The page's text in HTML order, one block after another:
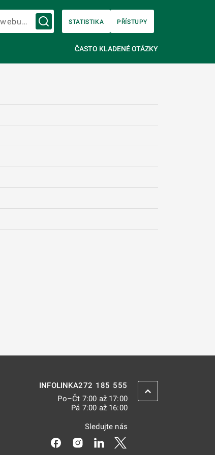
Vyhledávání na webu…
STATISTIKA PŘÍSTUPY
ČASTO KLADENÉ OTÁZKY
INFOLINKA272 185 555
Po–Čt 7:00 až 17:00
Pá 7:00 až 16:00
Sledujte nás
Odkaz se otevře na nové kartě
Odkaz se otevře na nové kartě
Odkaz se otevře na nové
ZPĚT NAHORU